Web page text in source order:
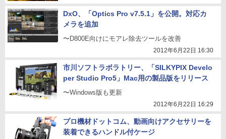
DxO、「Optics Pro v7.5.1」を公開。対応カ
メラを追加
〜D800E向けにモアレ除去ツールを改善
2012年6月22日 16:30
市川ソフトラボラトリー、「SILKYPIX Develo
per Studio Pro5」Mac用の製品版をリリース
〜Windows版も更新
2012年6月22日 16:29
プロ機材ドットコム、動画向けアクセサリーを
装着できるハンドル付ケージ